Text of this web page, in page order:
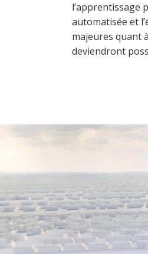
l’apprentissage
automatisée et
majeures quant
deviendront